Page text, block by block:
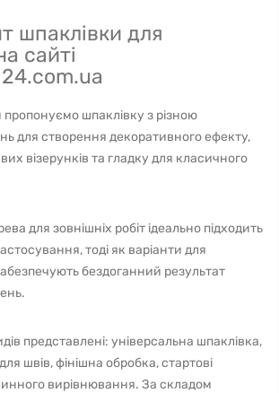
шпаклівки для
сайті
шпаклівку з різною
для створення декоративного ефекту,
візерунків та гладку для класичного
для зовнішніх робіт ідеально підходить
тоді як варіанти для
бездоганний результат
представлені: універсальна шпаклівка,
швів, фінішна обробка, стартові
вирівнювання. За складом